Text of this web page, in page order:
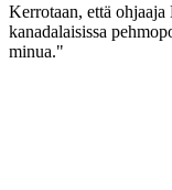
Kerrotaan, että
kanadalaisissa
minua."